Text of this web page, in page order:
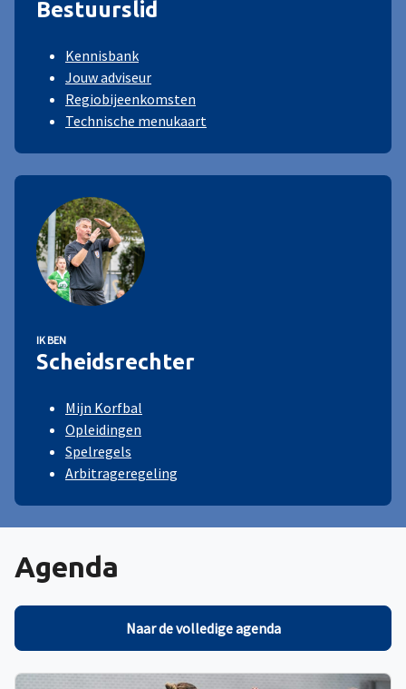
Bestuurslid
Kennisbank
Jouw adviseur
Regiobijeenkomsten
Technische menukaart
IK BEN
Scheidsrechter
Mijn Korfbal
Opleidingen
Spelregels
Arbitrageregeling
Agenda
Naar de volledige agenda